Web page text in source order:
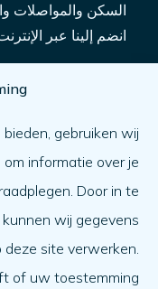
gebruiken wij
informatie over je
Door in te
wij gegevens
deze site verwerken.
of uw toestemming
السكن والمواصلات
انضم إلينا عبر
ما الأمر
جدول الأعمال
نبذة عنا
نبذة عنا